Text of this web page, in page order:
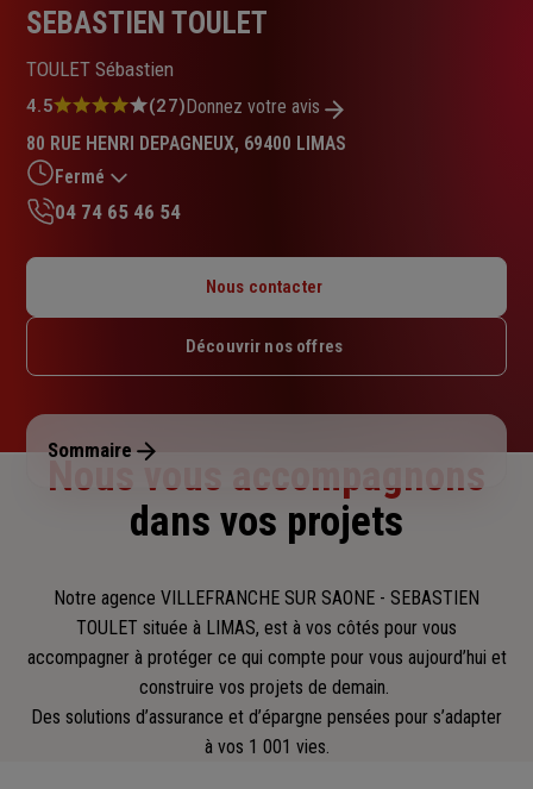
SEBASTIEN TOULET
TOULET Sébastien
Note
4.5
sur
5
étoiles
4.5 (27)Donnez votre avis
80 RUE HENRI DEPAGNEUX, 69400 LIMAS
Fermé
Mardi : 09h – 12h / 14h – 18h
Jeudi : 09h – 12h / 14h – 18h
Dimanche : Fermé
04 74 65 46 54
Nous contacter
Découvrir nos offres
Sommaire
Nous vous accompagnons
dans vos projets
Notre agence VILLEFRANCHE SUR SAONE - SEBASTIEN
TOULET située à LIMAS, est à vos côtés pour vous
accompagner à protéger ce qui compte pour vous aujourd’hui et
construire vos projets de demain.
Des solutions d’assurance et d’épargne pensées pour s’adapter
à vos 1 001 vies.